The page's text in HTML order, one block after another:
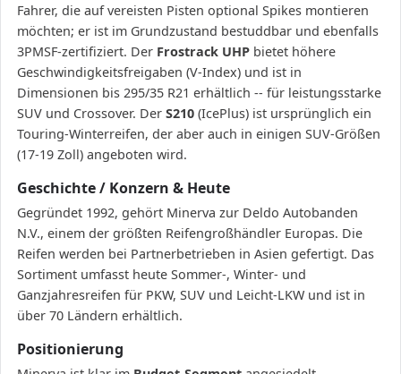
Fahrer, die auf vereisten Pisten optional Spikes montieren
möchten; er ist im Grundzustand bestuddbar und ebenfalls
3PMSF-zertifiziert. Der Frostrack UHP bietet höhere
Geschwindigkeitsfreigaben (V-Index) und ist in
Dimensionen bis 295/35 R21 erhältlich -- für leistungsstarke
SUV und Crossover. Der S210 (IcePlus) ist ursprünglich ein
Touring-Winterreifen, der aber auch in einigen SUV-Größen
(17-19 Zoll) angeboten wird.
Geschichte / Konzern & Heute
Gegründet 1992, gehört Minerva zur Deldo Autobanden
N.V., einem der größten Reifengroßhändler Europas. Die
Reifen werden bei Partnerbetrieben in Asien gefertigt. Das
Sortiment umfasst heute Sommer-, Winter- und
Ganzjahresreifen für PKW, SUV und Leicht-LKW und ist in
über 70 Ländern erhältlich.
Positionierung